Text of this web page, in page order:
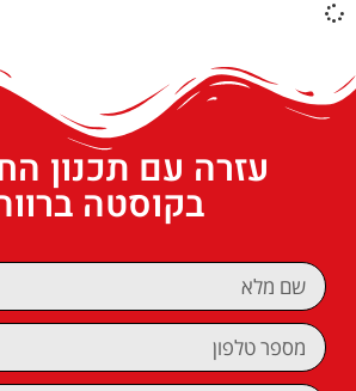
עזרה עם תכנון
בקוסטה